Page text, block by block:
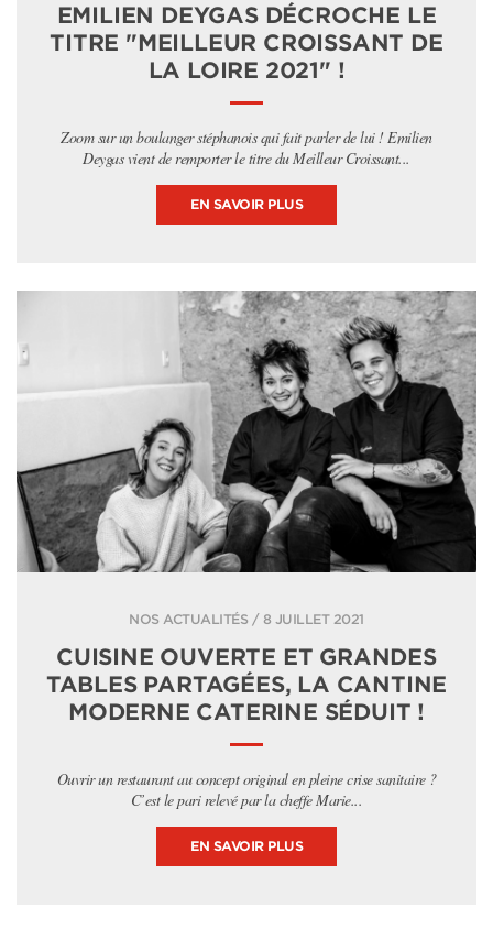
EMILIEN DEYGAS DÉCROCHE LE
TITRE "MEILLEUR CROISSANT DE
LA LOIRE 2021" !
Zoom sur un boulanger stéphanois qui fait parler de lui ! Emilien
Deygas vient de remporter le titre du Meilleur Croissant...
EN SAVOIR PLUS
NOS ACTUALITÉS / 8 JUILLET 2021
CUISINE OUVERTE ET GRANDES
TABLES PARTAGÉES, LA CANTINE
MODERNE CATERINE SÉDUIT !
Ouvrir un restaurant au concept original en pleine crise sanitaire ?
C’est le pari relevé par la cheffe Marie...
EN SAVOIR PLUS